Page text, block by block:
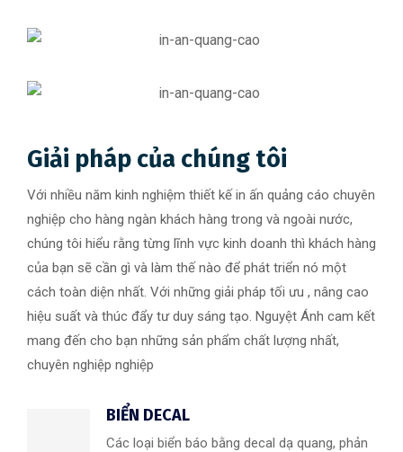
Giải pháp của chúng tôi
Với nhiều năm kinh nghiệm thiết kế in ấn quảng cáo chuyên
nghiệp cho hàng ngàn khách hàng trong và ngoài nước,
chúng tôi hiểu rằng từng lĩnh vực kinh doanh thì khách hàng
của bạn sẽ cần gì và làm thế nào để phát triển nó một
cách toàn diện nhất. Với những giải pháp tối ưu , nâng cao
hiệu suất và thúc đẩy tư duy sáng tạo. Nguyệt Ánh cam kết
mang đến cho bạn những sản phẩm chất lượng nhất,
chuyên nghiệp nghiệp
BIỂN DECAL
Các loại biển báo bằng decal dạ quang, phản